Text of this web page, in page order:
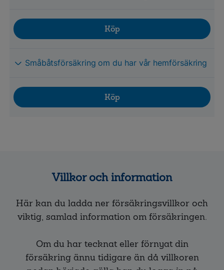
Köp
Småbåtsförsäkring om du har vår hemförsäkring
Köp
Villkor och information
Här kan du ladda ner försäkringsvillkor och
viktig, samlad information om försäkringen.
Om du har tecknat eller förnyat din
försäkring ännu tidigare än då villkoren